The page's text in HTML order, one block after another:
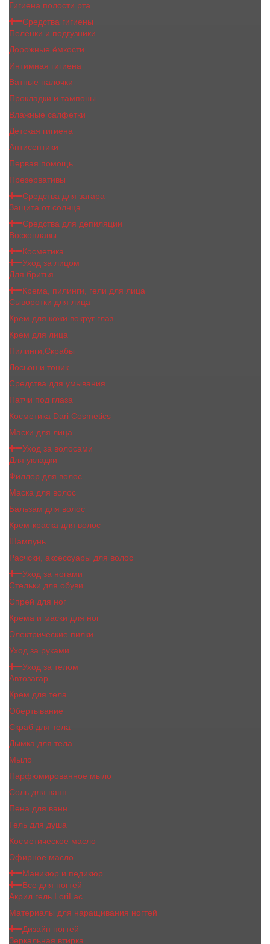
Гигиена полости рта
Средства гигиены
Пелёнки и подгузники
Дорожные ёмкости
Интимная гигиена
Ватные палочки
Прокладки и тампоны
Влажные салфетки
Детская гигиена
Антисептики
Первая помощь
Презервативы
Средства для загара
Защита от солнца
Средства для депиляции
Воскоплавы
Косметика
Уход за лицом
Для бритья
Крема, пилинги, гели для лица
Сыворотки для лица
Крем для кожи вокруг глаз
Крем для лица
Пилинги,Скрабы
Лосьон и тоник
Средства для умывания
Патчи под глаза
Косметика Dari Cosmetics
Маски для лица
Уход за волосами
Для укладки
Филлер для волос
Маска для волос
Бальзам для волос
Крем-краска для волос
Шампунь
Расчски, аксессуары для волос
Уход за ногами
Стельки для обуви
Спрей для ног
Крема и маски для ног
Электрические пилки
Уход за руками
Уход за телом
Автозагар
Крем для тела
Обертывание
Скраб для тела
Дымка для тела
Мыло
Парфюмированное мыло
Соль для ванн
Пена для ванн
Гель для душа
Косметическое масло
Эфирное масло
Маникюр и педикюр
Все для ногтей
Акрил гель LoriLac
Материалы для наращивания ногтей
Дизайн ногтей
Зеркальная втирка